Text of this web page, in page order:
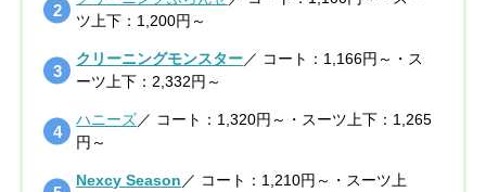
ツ上下：1,200円～
クリーニングモンスター／ コート：1,166円～・ス
ーツ上下：2,332円～
ハニーズ／ コート：1,320円～・スーツ上下：1,265
円～
Nexcy Season ／ コート：1,210円～・スーツ上